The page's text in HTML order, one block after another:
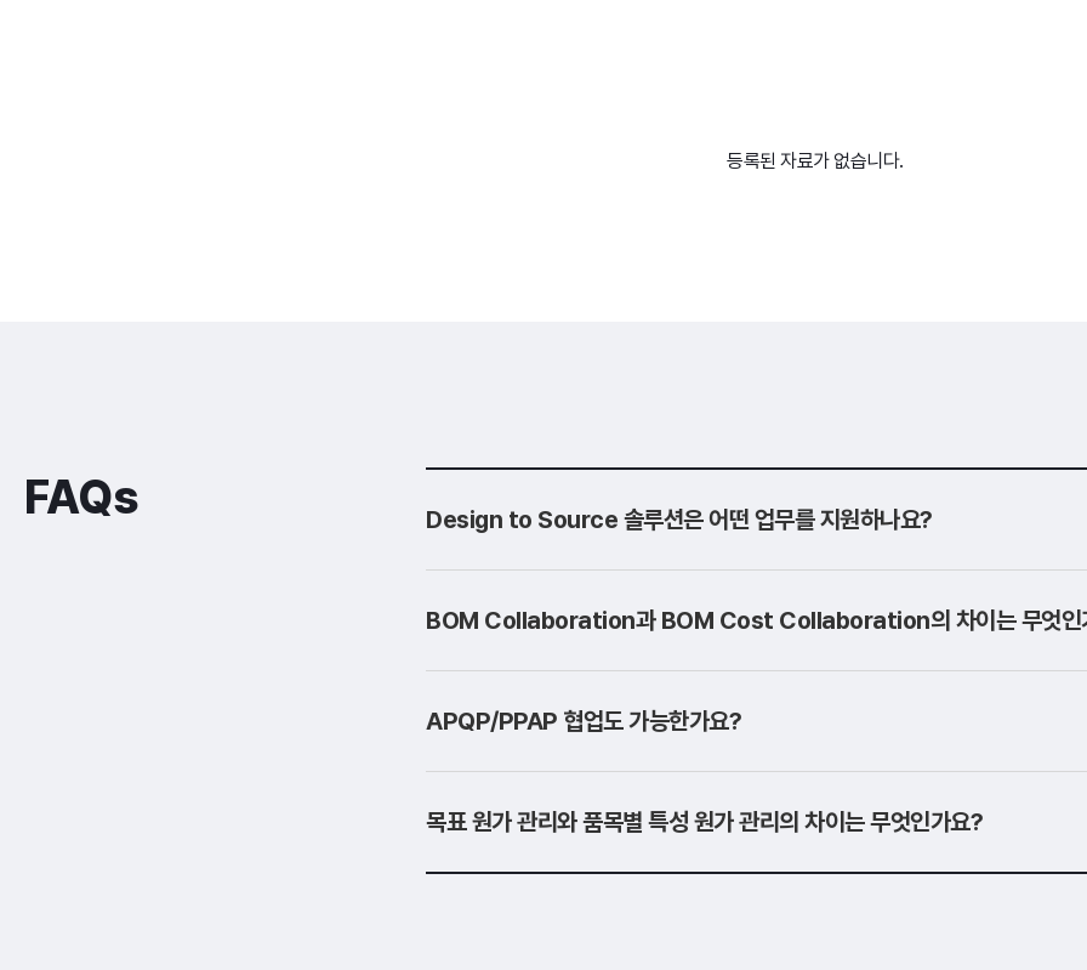
등록된 자료가 없습니다.
FAQs Design to Source 솔루션은 어떤 업무를 지원하나요?
BOM Collaboration과 BOM Cost Collaboration의 차이는 무엇인
APQP/PPAP 협업도 가능한가요?
목표 원가 관리와 품목별 특성 원가 관리의 차이는 무엇인가요?